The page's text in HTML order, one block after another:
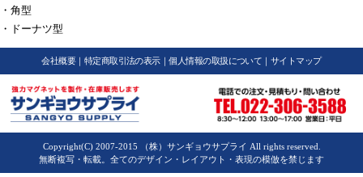
・角型
・ドーナツ型
会社概要｜ 特定商取引法の表示｜個人情報の取扱について サイトマップ
Copyright(C) 2007-2015 （株）サンギョウサプライ All rights reserved.
無断複写・転載。全てのデザイン・レイアウト・表現の模倣を禁じます